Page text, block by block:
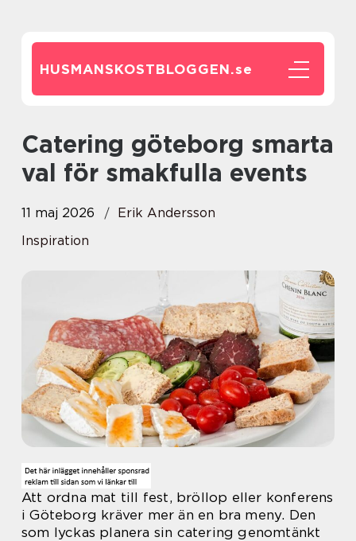
HUSMANSKOSTBLOGGEN.se
Catering göteborg smarta
val för smakfulla events
11 maj 2026
Erik Andersson
Inspiration
Att ordna mat till fest, bröllop eller konferens
i Göteborg kräver mer än en bra meny. Den
som lyckas planera sin catering genomtänkt